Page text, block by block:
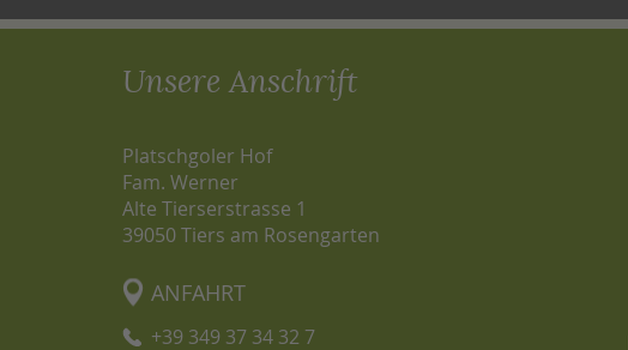
Unsere Anschrift
Platschgoler Hof
Fam. Werner
Alte Tierserstrasse 1
39050Tiers am Rosengarten
ANFAHRT
+39 349 37 34 32 7